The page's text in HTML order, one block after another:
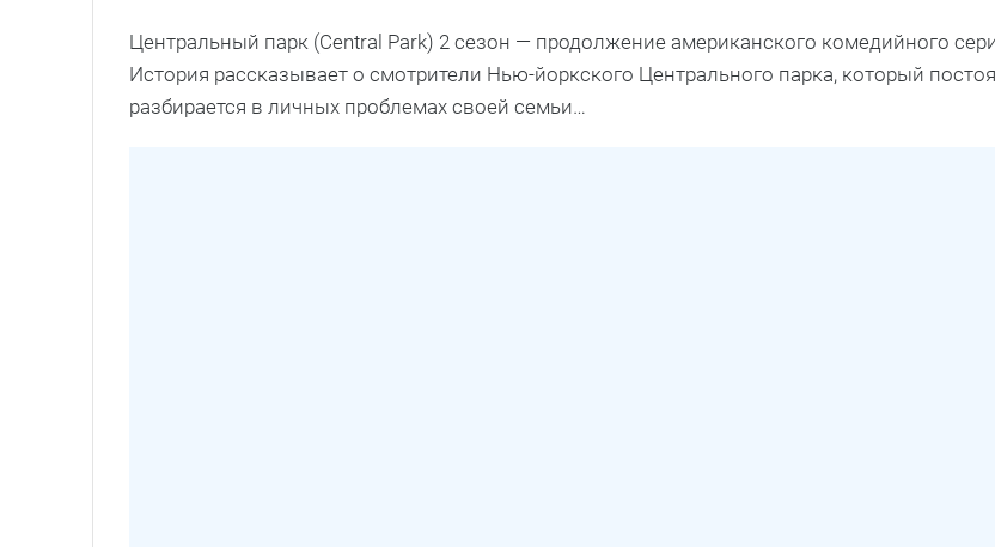
Центральный парк (Central Park) 2 сезон — продолжение американского комедийного
История рассказывает о смотрители Нью-йоркского Центрального парка, который
разбирается в личных проблемах своей семьи…